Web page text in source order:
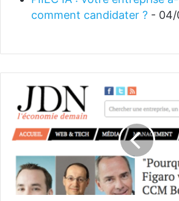
comment candidater ? - 04/